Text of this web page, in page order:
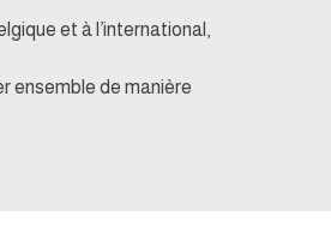
et à l’international,
ensemble de manière